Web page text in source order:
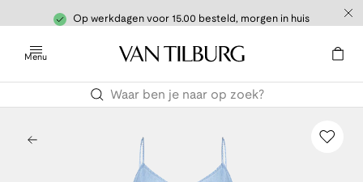
Op werkdagen voor 15.00 besteld, morgen in huis
Menu